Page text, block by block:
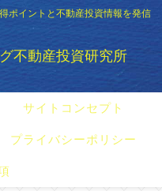
ポイントと不動産投資情報を発信
不動産投資研究所
サイトコンセプト
プライバシーポリシー